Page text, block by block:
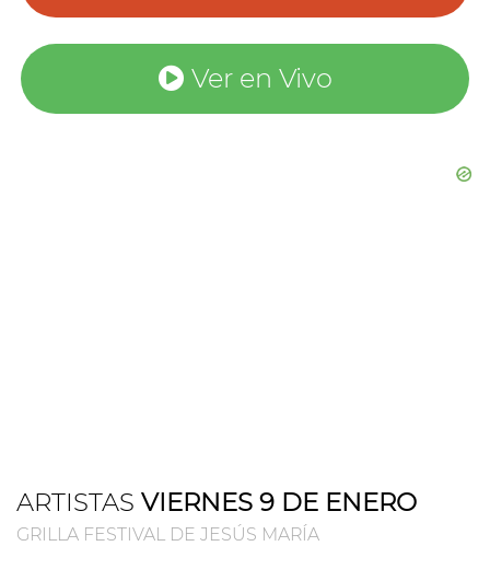
Ver en Vivo
ARTISTAS VIERNES 9 DE ENERO
GRILLA FESTIVAL DE JESÚS MARÍA